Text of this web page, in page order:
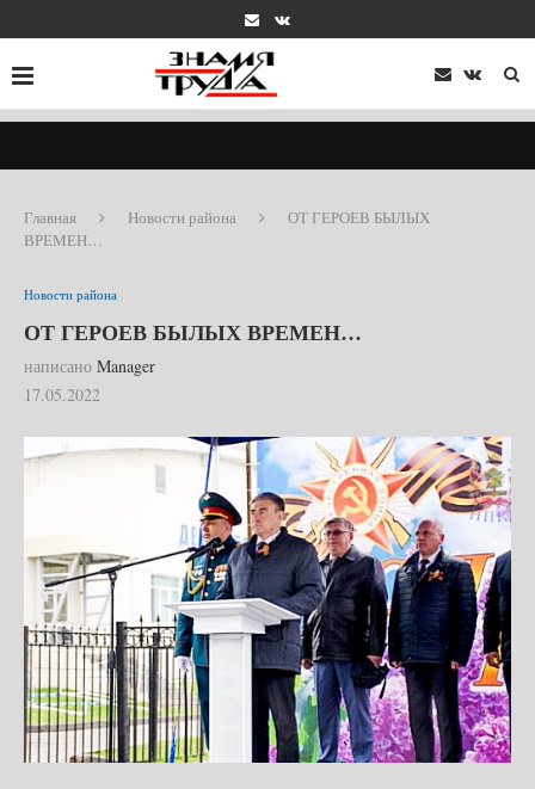
Главная Новости района
ОТ ГЕРОЕВ БЫЛЫХ
ВРЕМЕН…
Новости района
ОТ ГЕРОЕВ БЫЛЫХ ВРЕМЕН…
написано Manager
17.05.2022